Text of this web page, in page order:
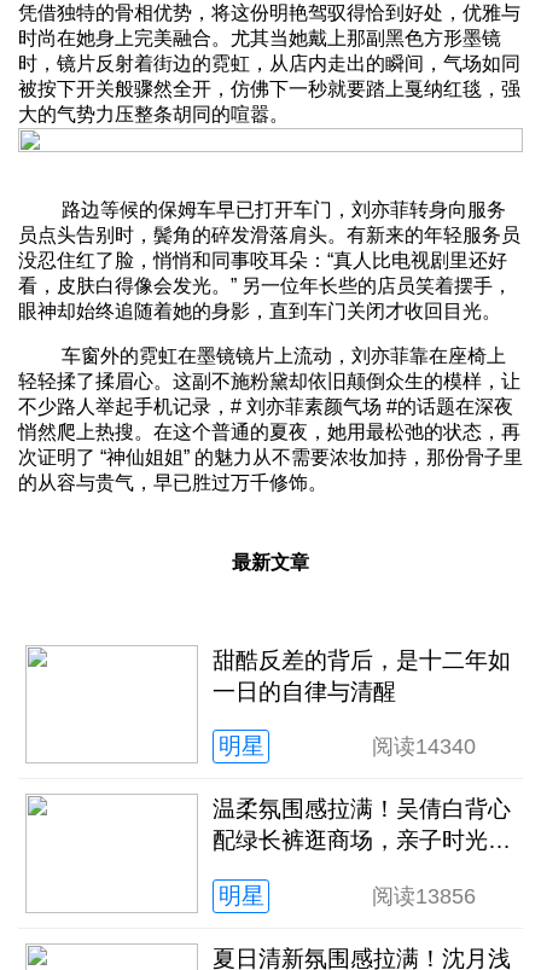
凭借独特的骨相优势，将这份明艳驾驭得恰到好处，优雅与
时尚在她身上完美融合。尤其当她戴上那副黑色方形墨镜
时，镜片反射着街边的霓虹，从店内走出的瞬间，气场如同
被按下开关般骤然全开，仿佛下一秒就要踏上戛纳红毯，强
大的气势力压整条胡同的喧嚣。
路边等候的保姆车早已打开车门，刘亦菲转身向服务
员点头告别时，鬓角的碎发滑落肩头。有新来的年轻服务员
没忍住红了脸，悄悄和同事咬耳朵：“真人比电视剧里还好
看，皮肤白得像会发光。” 另一位年长些的店员笑着摆手，
眼神却始终追随着她的身影，直到车门关闭才收回目光。
车窗外的霓虹在墨镜镜片上流动，刘亦菲靠在座椅上
轻轻揉了揉眉心。这副不施粉黛却依旧颠倒众生的模样，让
不少路人举起手机记录，# 刘亦菲素颜气场 #的话题在深夜
悄然爬上热搜。在这个普通的夏夜，她用最松弛的状态，再
次证明了 “神仙姐姐” 的魅力从不需要浓妆加持，那份骨子里
的从容与贵气，早已胜过万千修饰。
最新文章
甜酷反差的背后，是十二年如
一日的自律与清醒
明星 阅读14340
温柔氛围感拉满！吴倩白背心
配绿长裤逛商场，亲子时光松
明星
阅读13856
夏日清新氛围感拉满！沈月浅